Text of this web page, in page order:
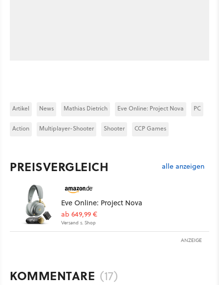
Artikel News Mathias Dietrich Eve Online: Project Nova PC
Action Multiplayer-Shooter Shooter CCP Games
PREISVERGLEICH alle anzeigen
Eve Online: Project Nova
ab 649,99 €
Versand s. Shop
ANZEIGE
KOMMENTARE (17)